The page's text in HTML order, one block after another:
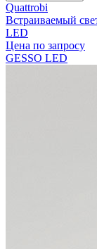
Quattrobi
Встраиваемый
LED
Цена по запросу
GESSO LED